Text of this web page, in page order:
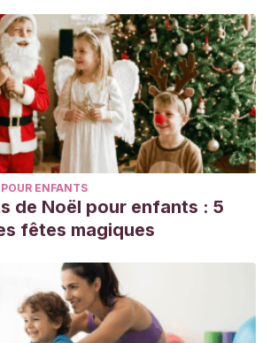
ENFANTS
de Noël pour enfants : 5
fêtes magiques